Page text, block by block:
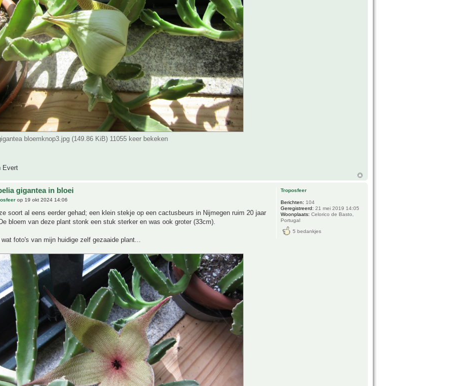
bloemknop3.jpg (149.86 KiB) 11055 keer bekeken
Evert
gigantea in bloei
op 19 okt 2024 14:06
soort al eens eerder gehad; een klein stekje op een cactusbeurs in Nijmegen ruim 20 jaar
bloem van deze plant stonk een stuk sterker en was ook groter (33cm).
foto's van mijn huidige zelf gezaaide plant...
Troposfeer
Berichten: 104
Geregistreerd: 21 mei 2019 14:05
Woonplaats: Celorico de Basto,
Portugal
5 bedankjes